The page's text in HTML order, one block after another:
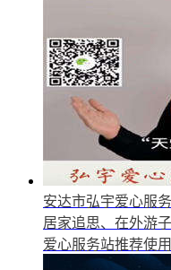
安达市弘宇爱心服
居家追思、在外游
爱心服务站推荐使